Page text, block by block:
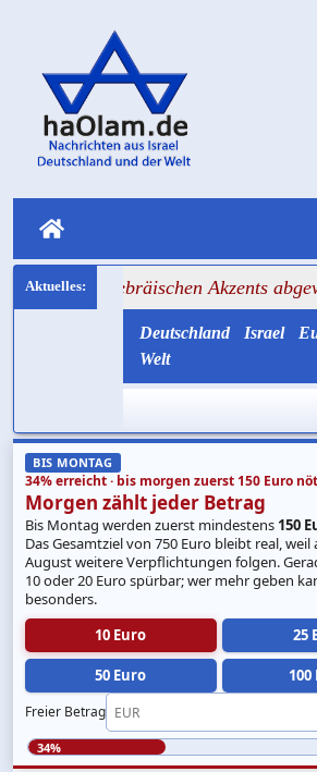
hebräischen Akzents abgewiesen:
Deutschland Israel
Welt
BIS MONTAG
34% erreicht · bis morgen zuerst 150 Euro
Morgen zählt jeder Betrag
Bis Montag werden zuerst mindestens 150
Das Gesamtziel von 750 Euro bleibt real, weil
August weitere Verpflichtungen folgen.
10 oder 20 Euro spürbar; wer mehr geben
besonders.
10 Euro
25
50 Euro 100
Freier Betrag
34%